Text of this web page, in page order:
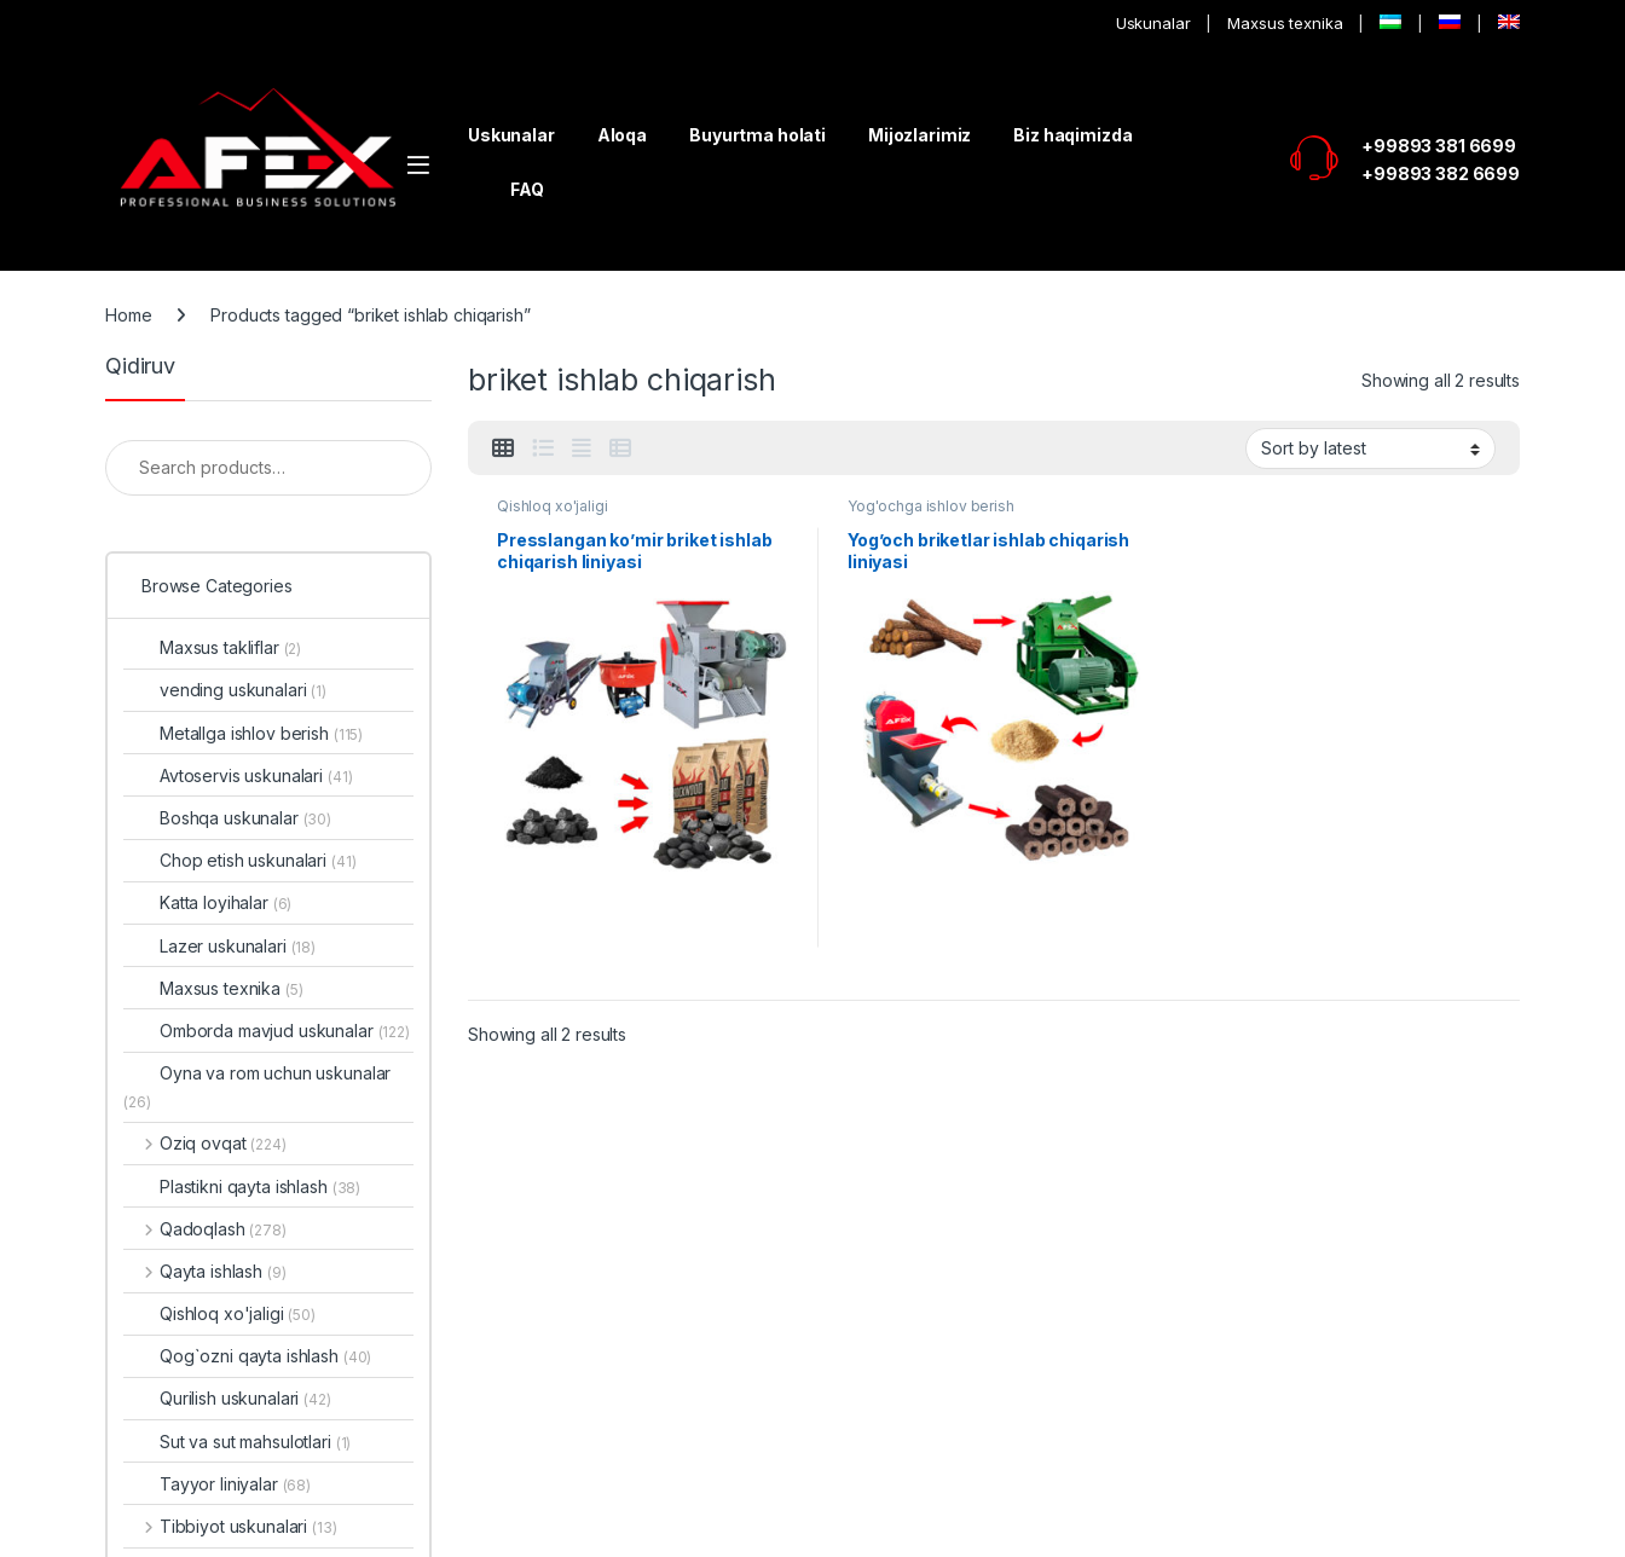
Uskunalar Maxsus texnika
Uskunalar Aloqa Buyurtma holati Mijozlarimiz Biz haqimizda
FAQ
+99893 381 6699
+99893 382 6699
Home Products tagged “briket ishlab chiqarish”
briket ishlab chiqarish Showing all 2 results
Qishloq xo'jaligi
Presslangan ko’mir briket ishlab
chiqarish liniyasi
Yog'ochga ishlov berish
Yog’och briketlar ishlab chiqarish
liniyasi
Showing all 2 results
Qidiruv
Search for:
Browse Categories
Maxsus takliflar (2)
vending uskunalari (1)
Metallga ishlov berish (115)
Avtoservis uskunalari (41)
Boshqa uskunalar (30)
Chop etish uskunalari (41)
Katta loyihalar (6)
Lazer uskunalari (18)
Maxsus texnika (5)
Omborda mavjud uskunalar (122)
Oyna va rom uchun uskunalar
(26)
Oziq ovqat (224)
Plastikni qayta ishlash (38)
Qadoqlash (278)
Qayta ishlash (9)
Qishloq xo'jaligi (50)
Qog`ozni qayta ishlash (40)
Qurilish uskunalari (42)
Sut va sut mahsulotlari (1)
Tayyor liniyalar (68)
Tibbiyot uskunalari (13)